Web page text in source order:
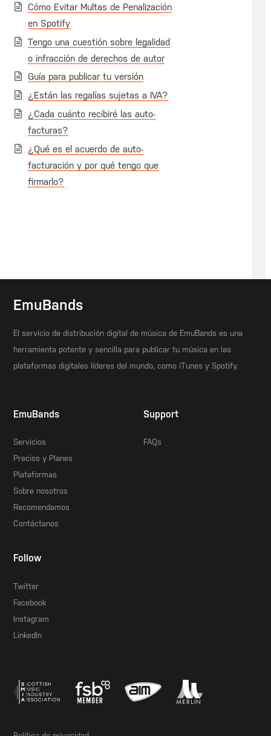
Cómo Evitar Multas de Penalización
en Spotify
Tengo una cuestión sobre legalidad
o infracción de derechos de autor
Guía para publicar tu versión
¿Están las regalías sujetas a IVA?
¿Cada cuánto recibiré las auto-
facturas?
¿Qué es el acuerdo de auto-
facturación y por qué tengo que
firmarlo?
EmuBands
El servicio de distribución digital de música de EmuBands es una
herramienta potente y sencilla para publicar tu música en las
plataformas digitales líderes del mundo, como iTunes y Spotify.
EmuBands
Servicios
Precios y Planes
Plataformas
Sobre nosotros
Recomendamos
Contáctanos
Support
FAQs
Follow
Twitter
Facebook
Instagram
LinkedIn